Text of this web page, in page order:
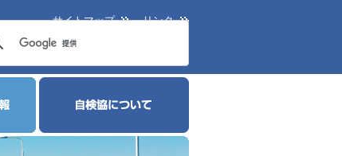
サイトマップ リンク